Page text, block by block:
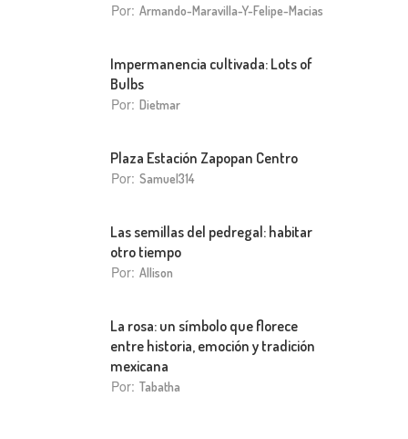
Por: Armando-Maravilla-Y-Felipe-Macias
Impermanencia cultivada: Lots of
Bulbs
Por: Dietmar
Plaza Estación Zapopan Centro
Por: Samuel314
Las semillas del pedregal: habitar
otro tiempo
Por: Allison
La rosa: un símbolo que florece
entre historia, emoción y tradición
mexicana
Por: Tabatha